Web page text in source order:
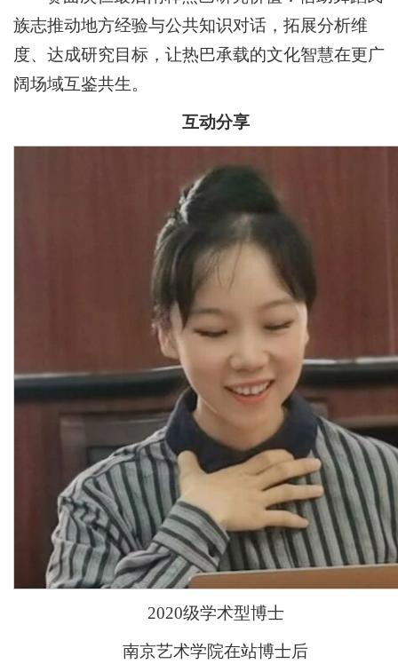
族志推动地方经验与公共知识对话，拓展分析维
度、达成研究目标，让热巴承载的文化智慧在更广
阔场域互鉴共生。
互动分享
2020级学术型博士
南京艺术学院在站博士后